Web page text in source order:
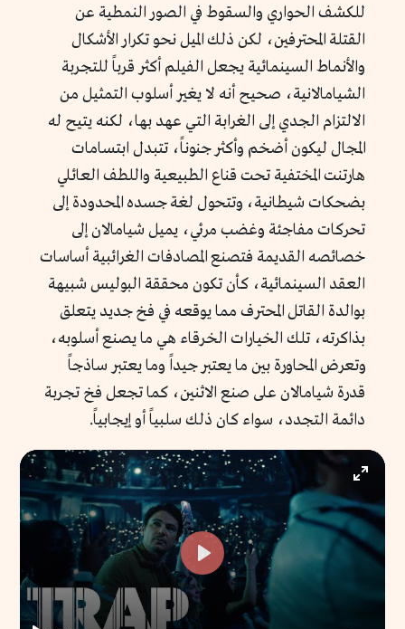
للكشف الحواري والسقوط في الصور النمطية عن
القتلة المحترفين، لكن ذلك الميل نحو تكرار الأشكال
والأنماط السينمائية يجعل الفيلم أكثر قرباً للتجربة
الشيامالانية، صحيح أنه لا يغير أسلوب التمثيل من
الالتزام الجدي إلى الغرابة التي عهد بها، لكنه يتيح له
المجال ليكون أضخم وأكثر جنوناً، تتبدل ابتسامات
هارتنت المختفية تحت قناع الطبيعية واللطف العائلي
بضحكات شيطانية، وتتحول لغة جسده المحدودة إلى
تحركات مفاجئة وغضب مرئي، يميل شيامالان إلى
خصائصه القديمة فتصنع المصادفات الغرائبية أساسات
العقد السينمائية، كأن تكون محققة البوليس شبيهة
بوالدة القاتل المحترف مما يوقعه في فخ جديد يتعلق
بذاكرته، تلك الخيارات الخرقاء هي ما يصنع أسلوبه،
وتعرض المحاورة بين ما يعتبر جيداً وما يعتبر ساذجاً
قدرة شيامالان على صنع الاثنين، كما تجعل فخ تجربة
دائمة التجدد، سواء كان ذلك سلبياً أو إيجابياً.
Play